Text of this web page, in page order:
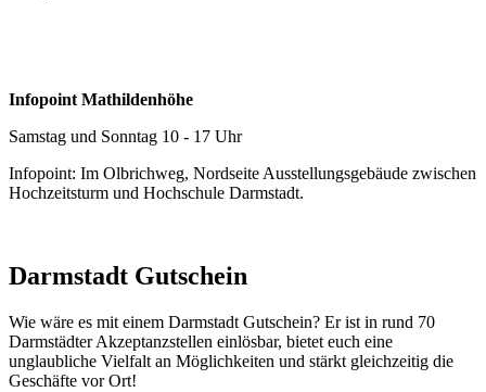
Infopoint Mathildenhöhe
Samstag und Sonntag 10 - 17 Uhr
Infopoint: Im Olbrichweg, Nordseite Ausstellungsgebäude zwischen
Hochzeitsturm und Hochschule Darmstadt.
Darmstadt Gutschein
Wie wäre es mit einem Darmstadt Gutschein? Er ist in rund 70
Darmstädter Akzeptanzstellen einlösbar, bietet euch eine
unglaubliche Vielfalt an Möglichkeiten und stärkt gleichzeitig die
Geschäfte vor Ort!